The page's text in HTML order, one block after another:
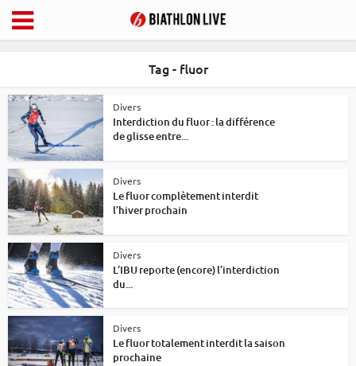
Tag - fluor
Divers
Interdiction du fluor : la différence
de glisse entre...
Divers
Le fluor complètement interdit
l’hiver prochain
Divers
L’IBU reporte (encore) l’interdiction
du...
Divers
Le fluor totalement interdit la saison
prochaine